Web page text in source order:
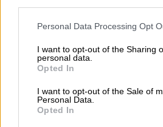
Please note that this website/app
not limited to your visit or usage
grant or deny consent to Google and
use your data for below specified
consent section.
Personal Data Processing Opt
I want to opt-out of the Sharing
personal data.
Opted In
I want to opt-out of the Sale of
Personal Data.
Opted In
με τις ισχύουσες
επαναληπτικές
Σεπτεμβρίου, καταθέτουν
και θα μπορέσουν να
κωδικό ασφαλείας